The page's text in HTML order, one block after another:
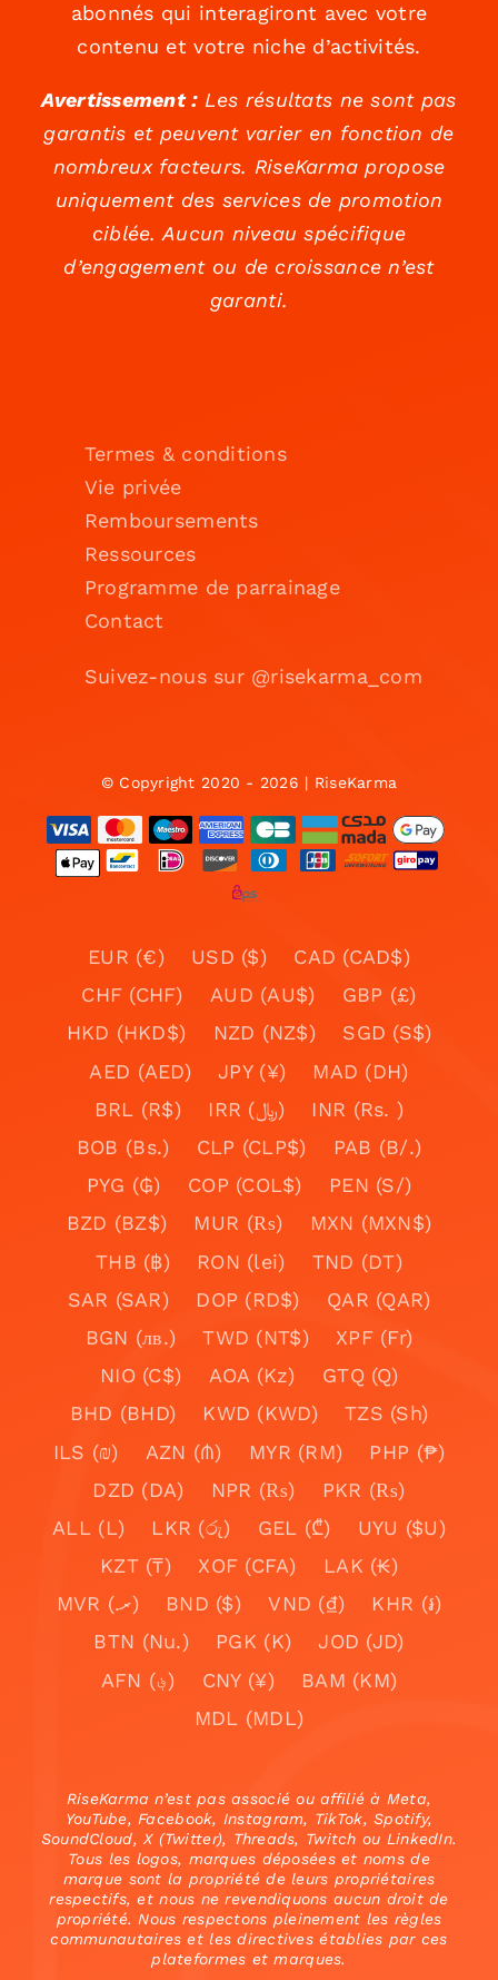
abonnés qui interagiront avec votre
contenu et votre niche d’activités.
Avertissement :Les résultats ne sont pas
garantis et peuvent varier en fonction de
nombreux facteurs. RiseKarma propose
uniquement des services de promotion
ciblée. Aucun niveau spécifique
d’engagement ou de croissance n’est
garanti.
Termes & conditions
Vie privée
Remboursements
Ressources
Programme de parrainage
Contact
Suivez-nous sur @risekarma_com
© Copyright 2020 - 2026 | RiseKarma
EUR (€) USD ($)
CAD (CAD$)
CHF (CHF)
AUD (AU$)
GBP (£)
HKD (HKD$)
NZD (NZ$)
SGD (S$)
AED (AED)
JPY (¥)
MAD (DH)
BRL (R$)
IRR (﷼)
INR (Rs. )
BOB (Bs.)
CLP (CLP$)
PAB (B/.)
PYG (₲)
COP (COL$)
PEN (S/)
BZD (BZ$)
MUR (₨)
MXN (MXN$)
THB (฿)
RON (lei)
TND (DT)
SAR (SAR)
DOP (RD$)
QAR (QAR)
BGN (лв.)
TWD (NT$)
XPF (Fr)
NIO (C$)
AOA (Kz)
GTQ (Q)
BHD (BHD)
KWD (KWD)
TZS (Sh)
ILS (₪)
AZN (₼) MYR (RM)
PHP (₱)
DZD (DA)
NPR (₨)
PKR (₨)
ALL (L)
LKR (රු) GEL (₾)
UYU ($U)
KZT (₸)
XOF (CFA)
LAK (₭)
MVR (.ރ)
BND ($) VND (₫)
KHR (៛)
BTN (Nu.)
PGK (K)
JOD (JD)
AFN (؋)
CNY (¥)
BAM (KM)
MDL (MDL)
RiseKarma n’est pas associé ou affilié à Meta,
YouTube, Facebook, Instagram, TikTok, Spotify,
SoundCloud, X (Twitter), Threads, Twitch ou LinkedIn.
Tous les logos, marques déposées et noms de
marque sont la propriété de leurs propriétaires
respectifs, et nous ne revendiquons aucun droit de
propriété. Nous respectons pleinement les règles
communautaires et les directives établies par ces
plateformes et marques.